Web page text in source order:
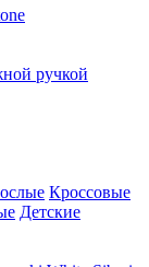
ручкой
Кроссовые
Детские